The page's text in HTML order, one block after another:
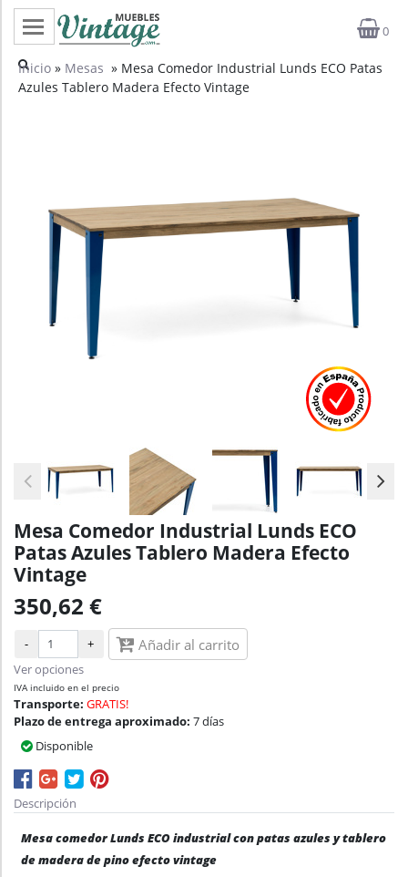
0
Categorías
Estilos
Proyectos
Profesionales
Inicio » Mesas » Mesa Comedor Industrial Lunds ECO Patas
Azules Tablero Madera Efecto Vintage
Mesa Comedor Industrial Lunds ECO
Patas Azules Tablero Madera Efecto
Vintage
350,62 €
- + Añadir al carrito
Ver opciones
IVA incluido en el precio
Transporte: GRATIS!
Plazo de entrega aproximado: 7 días
Disponible
Descripción
Mesa comedor Lunds ECO industrial con patas azules y tablero
de madera de pino efecto vintage